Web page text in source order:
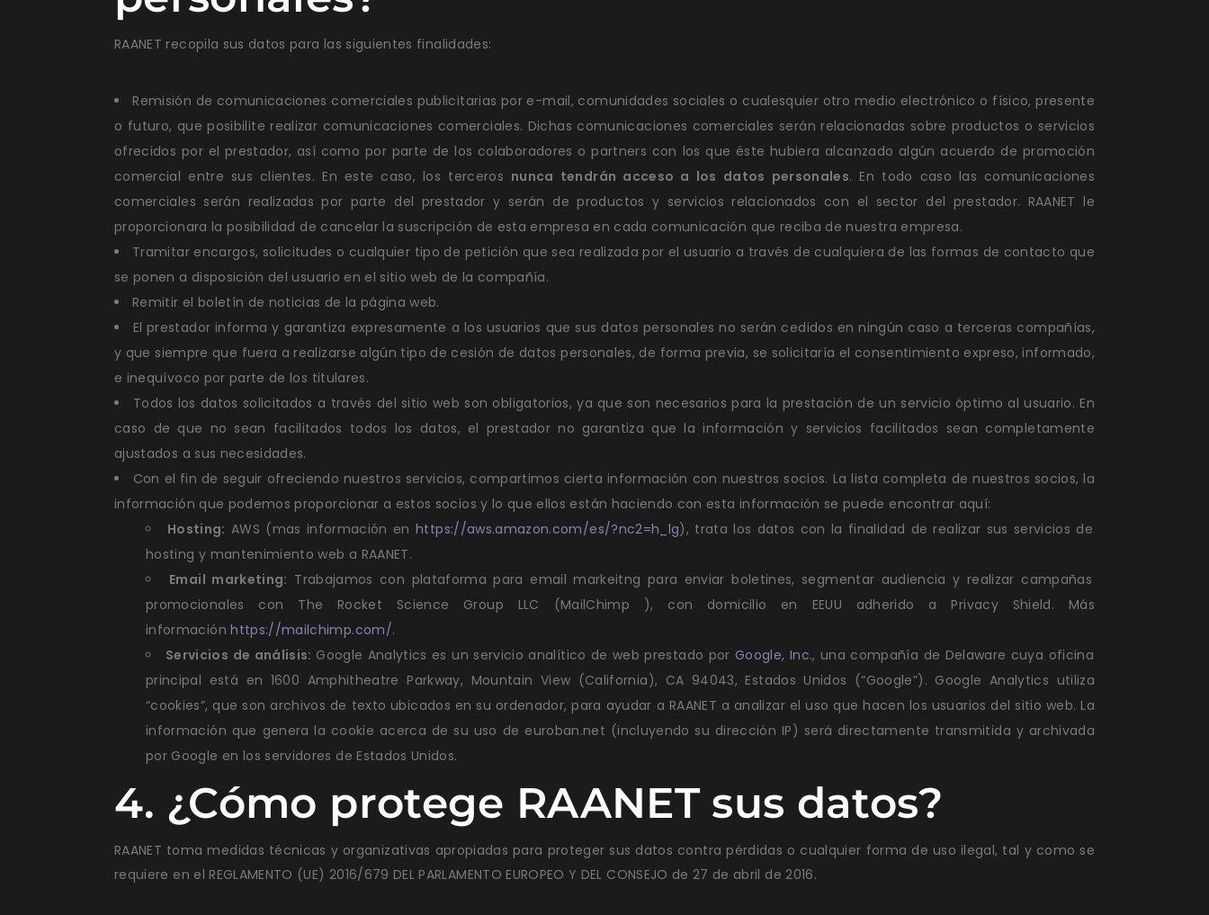
RAANET recopila sus datos para las siguientes finalidades:
Remisión de comunicaciones comerciales publicitarias por e-mail, comunidades sociales o cualesquier otro medio electrónico o físico, presente
o futuro, que posibilite realizar comunicaciones comerciales. Dichas comunicaciones comerciales serán relacionadas sobre productos o servicios
ofrecidos por el prestador, así como por parte de los colaboradores o partners con los que éste hubiera alcanzado algún acuerdo de promoción
comercial entre sus clientes. En este caso, los terceros nunca tendrán acceso a los datos personales. En todo caso las comunicaciones
comerciales serán realizadas por parte del prestador y serán de productos y servicios relacionados con el sector del prestador. RAANET le
proporcionara la posibilidad de cancelar la suscripción de esta empresa en cada comunicación que reciba de nuestra empresa.
Tramitar encargos, solicitudes o cualquier tipo de petición que sea realizada por el usuario a través de cualquiera de las formas de contacto que
se ponen a disposición del usuario en el sitio web de la compañía.
Remitir el boletín de noticias de la página web.
El prestador informa y garantiza expresamente a los usuarios que sus datos personales no serán cedidos en ningún caso a terceras compañías,
y que siempre que fuera a realizarse algún tipo de cesión de datos personales, de forma previa, se solicitaría el consentimiento expreso, informado,
e inequívoco por parte de los titulares.
Todos los datos solicitados a través del sitio web son obligatorios, ya que son necesarios para la prestación de un servicio óptimo al usuario. En
caso de que no sean facilitados todos los datos, el prestador no garantiza que la información y servicios facilitados sean completamente
ajustados a sus necesidades.
Con el fin de seguir ofreciendo nuestros servicios, compartimos cierta información con nuestros socios. La lista completa de nuestros socios, la
información que podemos proporcionar a estos socios y lo que ellos están haciendo con esta información se puede encontrar aquí:
Hosting: AWS (mas información enhttps://aws.amazon.com/es/?nc2=h_lg), trata los datos con la finalidad de realizar sus servicios de
hosting y mantenimiento web a RAANET.
Email marketing: Trabajamos con plataforma para email markeitng para enviar boletines, segmentar audiencia y realizar campañas
promocionales con The Rocket Science Group LLC (MailChimp ), con domicilio en EEUU adherido a Privacy Shield. Más
informaciónhttps://mailchimp.com/.
Servicios de análisis: Google Analytics es un servicio analítico de web prestado porGoogle, Inc., una compañía de Delaware cuya oficina
principal está en 1600 Amphitheatre Parkway, Mountain View (California), CA 94043, Estados Unidos (“Google”). Google Analytics utiliza
“cookies”, que son archivos de texto ubicados en su ordenador, para ayudar a RAANET a analizar el uso que hacen los usuarios del sitio web. La
información que genera la cookie acerca de su uso de euroban.net (incluyendo su dirección IP) será directamente transmitida y archivada
por Google en los servidores de Estados Unidos.
4. ¿Cómo protege RAANET sus datos?
RAANET toma medidas técnicas y organizativas apropiadas para proteger sus datos contra pérdidas o cualquier forma de uso ilegal, tal y como se
requiere en el REGLAMENTO (UE) 2016/679 DEL PARLAMENTO EUROPEO Y DEL CONSEJO de 27 de abril de 2016.